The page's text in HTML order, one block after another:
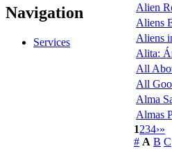
Navigation
Services
Alien
Aliens
Aliens
Alita:
All
All
Alma
Almas
1234›»
# A B C